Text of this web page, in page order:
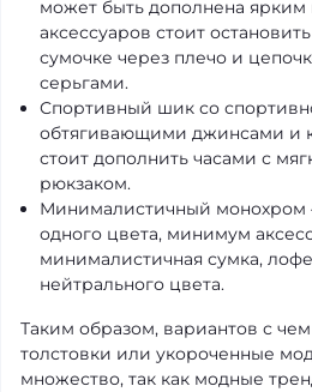
может быть дополнена
аксессуаров стоит
сумочке через плечо и
серьгами.
Спортивный шик со
обтягивающими джинсами и
стоит дополнить часами с
рюкзаком.
Минималистичный монохром
одного цвета, минимум
минималистичная сумка,
нейтрального цвета.
Таким образом, вариантов с
толстовки или укороченные
множество, так как модные